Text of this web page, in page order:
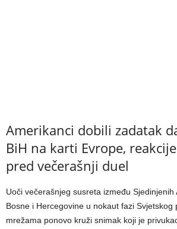
Amerikanci dobili zadatak
BiH na karti Evrope,
pred večerašnji duel
Uoči večerašnjeg susreta između Sjedinjenih
Bosne i Hercegovine u nokaut fazi Svjetskog
mrežama ponovo kruži snimak koji je